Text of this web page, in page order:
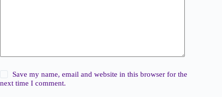
Save my name, email and website in this browser for the
next time I comment.